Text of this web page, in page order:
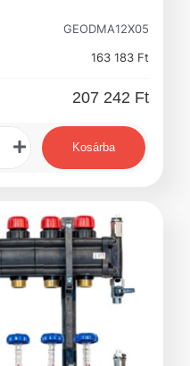
GEODMA12X05
163 183 Ft
207 242 Ft
Kosárba